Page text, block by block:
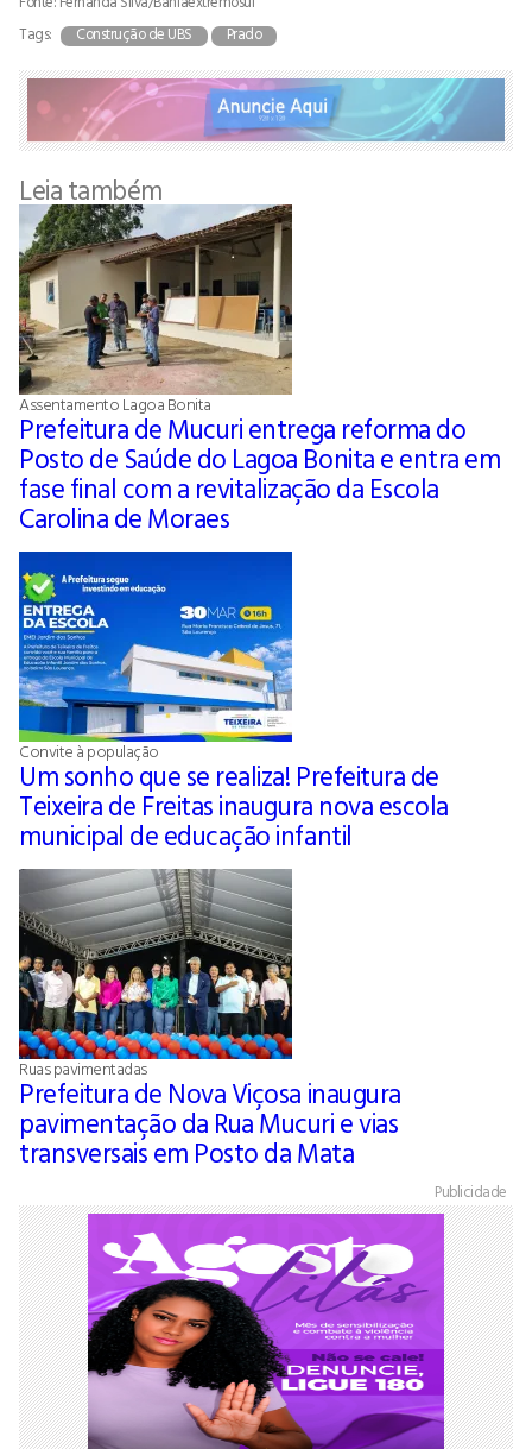
Tags:
Construção de UBS Prado
Leia também
Assentamento Lagoa Bonita
Prefeitura de Mucuri entrega reforma do
Posto de Saúde do Lagoa Bonita e entra em
fase final com a revitalização da Escola
Carolina de Moraes
Convite à população
Um sonho que se realiza! Prefeitura de
Teixeira de Freitas inaugura nova escola
municipal de educação infantil
Ruas pavimentadas
Prefeitura de Nova Viçosa inaugura
pavimentação da Rua Mucuri e vias
transversais em Posto da Mata
Publicidade